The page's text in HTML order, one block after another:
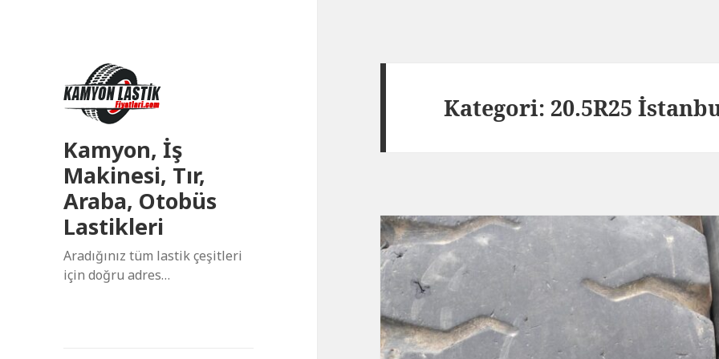
Kamyon, İş
Makinesi, Tır,
Araba, Otobüs
Lastikleri
Aradığınız tüm lastik çeşitleri
için doğru adres…
Kategori: 20.5R25